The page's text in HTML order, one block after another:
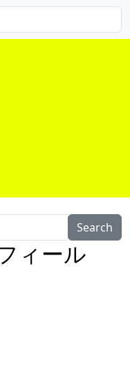
Search
ィール